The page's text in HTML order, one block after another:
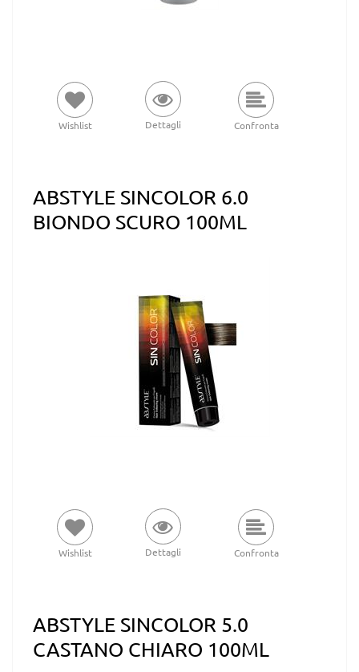
Wishlist Dettagli Confronta
ABSTYLE SINCOLOR 6.0
BIONDO SCURO 100ML
Wishlist Dettagli Confronta
ABSTYLE SINCOLOR 5.0
CASTANO CHIARO 100ML